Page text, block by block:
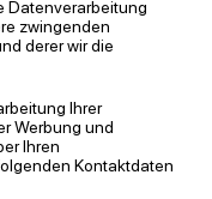
Datenverarbeitung
zwingenden
derer wir die
Ihrer
Werbung und
Ihren
Kontaktdaten